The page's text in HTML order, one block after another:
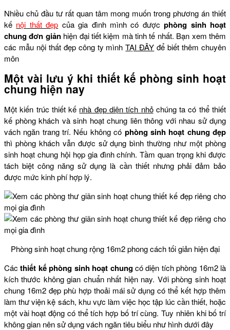
Nhiều chủ đầu tư rất quan tâm mong muốn trong phương án thiết
kế nội thất đẹp của gia đình mình có đượcphòng sinh hoạt
chung đơn giảnhiện đại tiết kiệm mà tinh tế nhất. Bạn xem thêm
các mẫu nội thất đẹp công ty mìnhTẠI ĐÂY để biết thêm chuyên
môn
Một vài lưu ý khi thiết kế phòng sinh hoạt
chung hiện nay
Một kiến trúc thiết kế nhà đẹp diện tích nhỏchúng ta có thể thiết
kế phòng khách và sinh hoạt chung liên thông với nhau sử dụng
vách ngăn trang trí. Nếu không có phòng sinh hoạt chung đẹp
thì phòng khách vẫn được sử dụng bình thường như một phòng
sinh hoạt chung hội họp gia đình chính. Tầm quan trọng khi được
tách biệt công năng sử dụng là cần thiết nhưng phải đảm bảo
được mức kinh phí hợp lý.
Phòng sinh hoạt chung rộng 16m2 phong cách tối giản hiện đại
Cácthiết kế phòng sinh hoạt chungcó diện tích phòng 16m2 là
kích thước không gian chuẩn nhất hiện nay. Với phòng sinh hoạt
chung 16m2 đẹp phù hợp thoải mái sử dụng có thể kết hợp thêm
làm thư viện kệ sách, khu vực làm việc học tập lúc cần thiết, hoặc
một vài hoạt động có thể tích hợp bố trí cùng. Tuy nhiên khi bố trí
không gian nên sử dụng vách ngăn tiêu biểu như hình dưới đây